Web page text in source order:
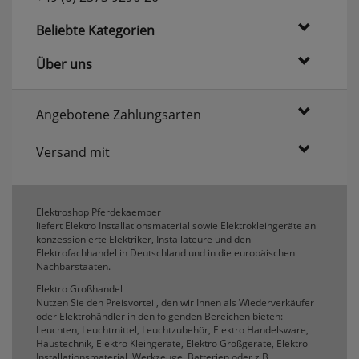
ausgeben zu können.
Konfiguration speichern
Beliebte Kategorien
Über uns
Angebotene Zahlungsarten
Versand mit
Elektroshop Pferdekaemper
liefert Elektro Installationsmaterial sowie Elektrokleingeräte an
konzessionierte Elektriker, Installateure und den
Elektrofachhandel in Deutschland und in die europäischen
Nachbarstaaten.
Elektro Großhandel
Nutzen Sie den Preisvorteil, den wir Ihnen als Wiederverkäufer
oder Elektrohändler in den folgenden Bereichen bieten:
Leuchten, Leuchtmittel, Leuchtzubehör, Elektro Handelsware,
Haustechnik, Elektro Kleingeräte, Elektro Großgeräte, Elektro